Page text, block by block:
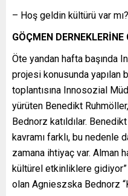
– Hoş geldin kültürü var mı?
GÖÇMEN DERNEKLERİNE
Öte yandan hafta başında
projesi konusunda yapılan
toplantısına Innosozial
yürüten Benedikt
Bednorz katıldılar.
kavramı farklı, bu nedenle
zamana ihtiyaç var. Alman
kültürel etkinliklere
olan Agnieszska Bednorz